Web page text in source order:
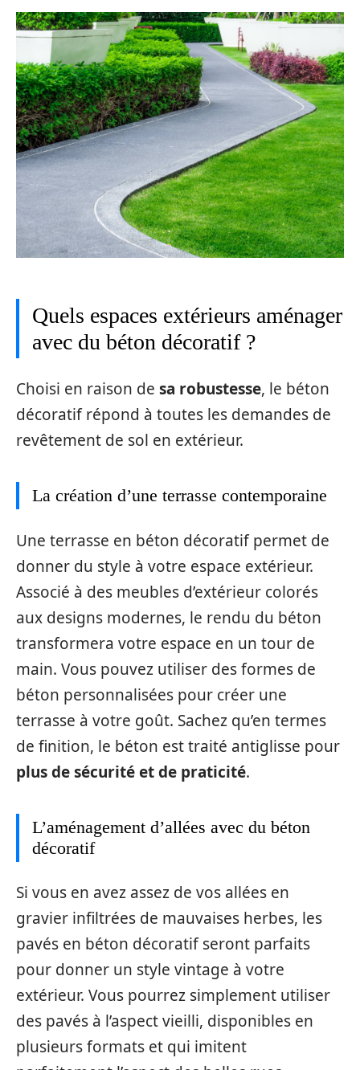
Quels espaces extérieurs aménager
avec du béton décoratif ?
Choisi en raison de sa robustesse, le béton
décoratif répond à toutes les demandes de
revêtement de sol en extérieur.
La création d’une terrasse contemporaine
Une terrasse en béton décoratif permet de
donner du style à votre espace extérieur.
Associé à des meubles d’extérieur colorés
aux designs modernes, le rendu du béton
transformera votre espace en un tour de
main. Vous pouvez utiliser des formes de
béton personnalisées pour créer une
terrasse à votre goût. Sachez qu’en termes
de finition, le béton est traité antiglisse pour
plus de sécurité et de praticité.
L’aménagement d’allées avec du béton
décoratif
Si vous en avez assez de vos allées en
gravier infiltrées de mauvaises herbes, les
pavés en béton décoratif seront parfaits
pour donner un style vintage à votre
extérieur. Vous pourrez simplement utiliser
des pavés à l’aspect vieilli, disponibles en
plusieurs formats et qui imitent